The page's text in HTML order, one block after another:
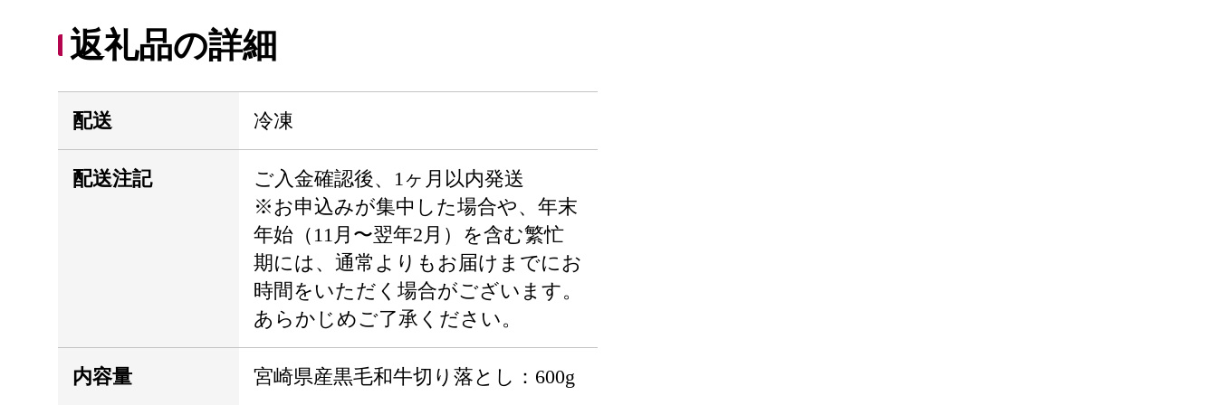
返礼品の詳細
配送 冷凍
配送注記
ご入金確認後、1ヶ月以内発送
※お申込みが集中した場合や、年末
年始（11月〜翌年2月）を含む繁忙
期には、通常よりもお届けまでにお
時間をいただく場合がございます。
あらかじめご了承ください。
内容量 宮崎県産黒毛和牛切り落とし：600g